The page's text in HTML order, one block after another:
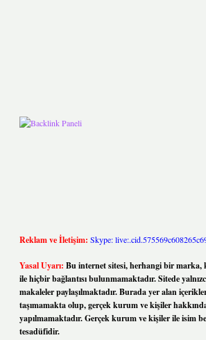
Reklam ve İletişim: Skype:
Yasal Uyarı: Bu internet sitesi, herhangi bir marka,
ile hiçbir bağlantısı bulunmamaktadır. Sitede
makaleler paylaşılmaktadır. Burada yer alan
taşımamakta olup, gerçek kurum ve kişiler
yapılmamaktadır. Gerçek kurum ve kişiler ile isim
tesadüfidir.